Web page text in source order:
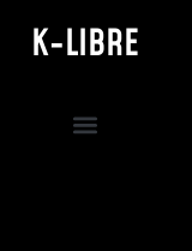
K-LIBRE